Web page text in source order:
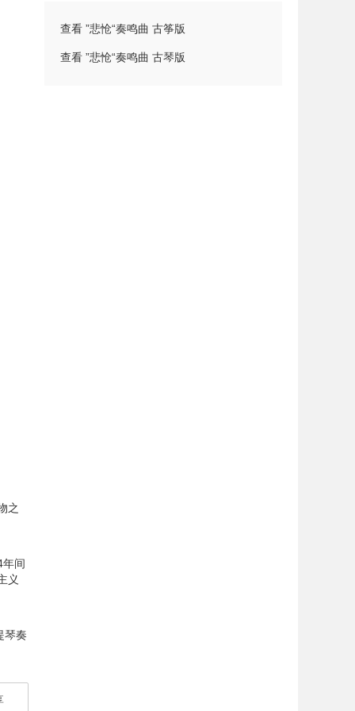
之
年间
义
琴奏
查看 ”悲怆“奏鸣曲 古筝版
查看 ”悲怆“奏鸣曲 古琴版